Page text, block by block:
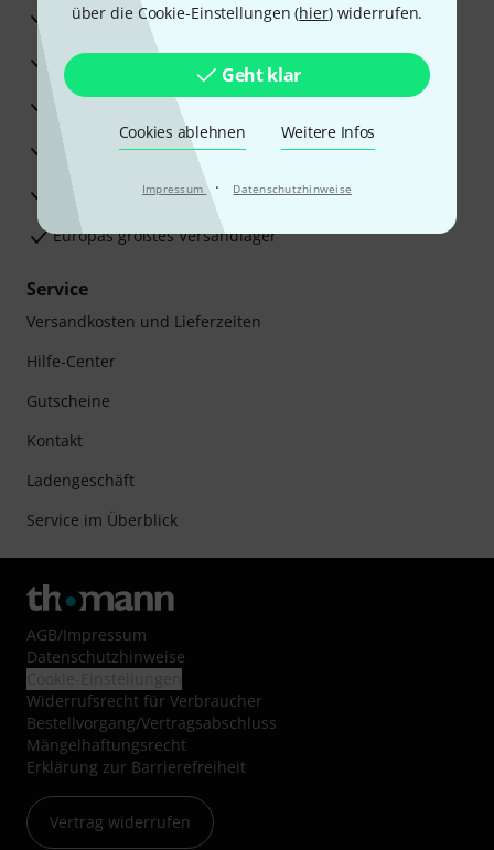
über die Cookie-Einstellungen (hier) widerrufen.
Geht klar
Cookies ablehnen Weitere Infos
Impressum · Datenschutzhinweise
3 Jahre Thomann Garantie
30 Tage Money-Back-Garantie
Reparaturservice
Beratung durch Fachexperten
Zufriedenheitsgarantie
Europas größtes Versandlager
Service
Versandkosten und Lieferzeiten
Hilfe-Center
Gutscheine
Kontakt
Ladengeschäft
Service im Überblick
AGB/Impressum
Datenschutzhinweise
Widerrufsrecht für Verbraucher
Bestellvorgang/Vertragsabschluss
Mängelhaftungsrecht
Erklärung zur Barrierefreiheit
Vertrag widerrufen